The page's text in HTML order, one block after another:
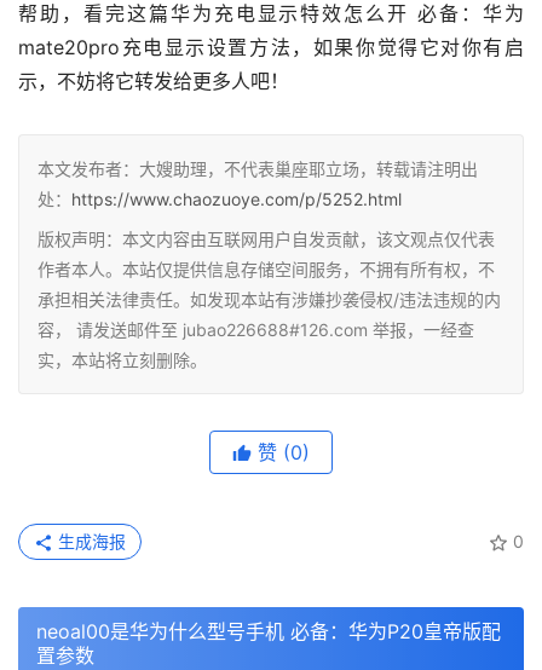
帮助，看完这篇华为充电显示特效怎么开 必备：华为
mate20pro充电显示设置方法，如果你觉得它对你有启
示，不妨将它转发给更多人吧！
本文发布者：大嫂助理，不代表巢座耶立场，转载请注明出
处： https://www.chaozuoye.com/p/5252.html
版权声明：本文内容由互联网用户自发贡献，该文观点仅代表
作者本人。本站仅提供信息存储空间服务，不拥有所有权，不
承担相关法律责任。如发现本站有涉嫌抄袭侵权/违法违规的内
容， 请发送邮件至 jubao226688#126.com 举报，一经查
实，本站将立刻删除。
赞 (0)
0
生成海报
neoal00是华为什么型号手机 必备：华为P20皇帝版配
置参数